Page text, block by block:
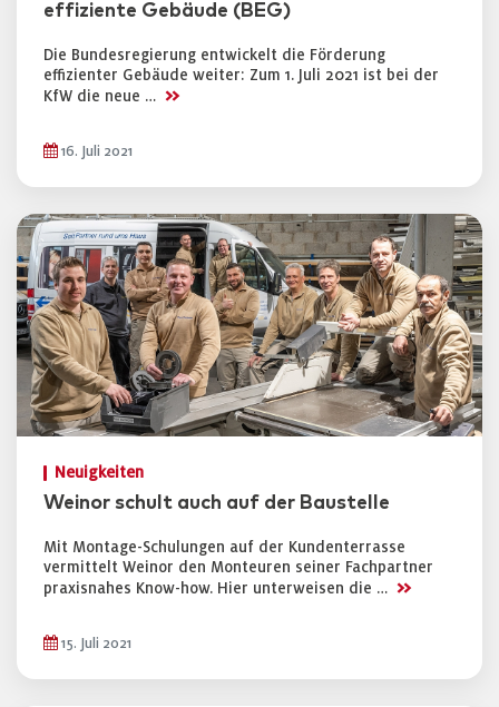
effiziente Gebäude (BEG)
Die Bundesregierung entwickelt die Förderung
effizienter Gebäude weiter: Zum 1. Juli 2021 ist bei der
KfW die neue … >>
16. Juli 2021
Neuigkeiten
Weinor schult auch auf der Baustelle
Mit Montage-Schulungen auf der Kundenterrasse
vermittelt Weinor den Monteuren seiner Fachpartner
praxisnahes Know-how. Hier unterweisen die … >>
15. Juli 2021